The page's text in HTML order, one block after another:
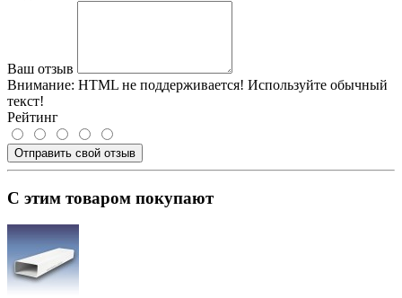
Ваш отзыв
Внимание: HTML не поддерживается! Используйте обычный
текст!
Рейтинг
Отправить свой отзыв
С этим товаром покупают